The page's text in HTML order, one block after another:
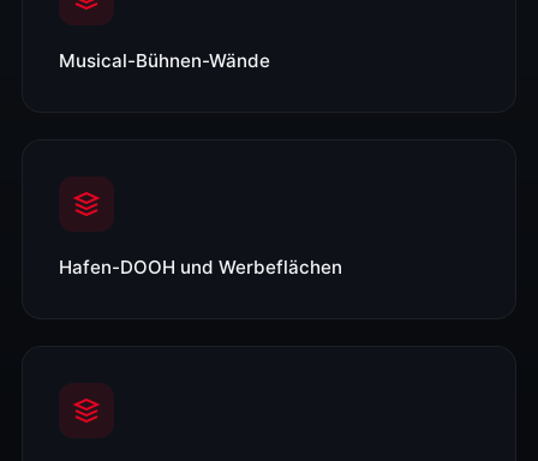
Musical-Bühnen-Wände
Hafen-DOOH und Werbeflächen